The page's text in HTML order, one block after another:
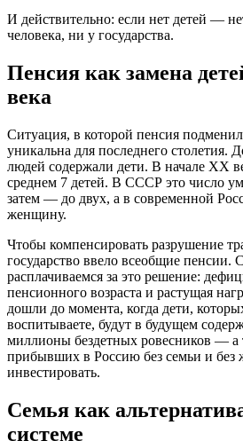
И действительно: если нет детей —
человека, ни у государства.
Пенсия как замена
века
Ситуация, в которой пенсия
уникальна для последнего
людей содержали дети. В начале XX
среднем 7 детей. В СССР это число
затем — до двух, а в современной
женщину.
Чтобы компенсировать разрушение
государство ввело всеобщие пенсии.
расплачиваемся за это решение:
пенсионного возраста и растущая
дошли до момента, когда дети,
воспитываете, будут в будущем
миллионы бездетных ровесников — а
прибывших в Россию без семьи и без
инвестировать.
Семья как
системе